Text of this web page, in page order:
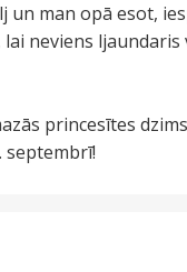
un man opā esot,
neviens
princesītes
septembrī!